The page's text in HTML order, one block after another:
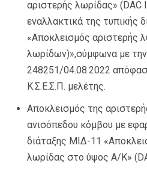
αριστερής λωρίδας»
εναλλακτικά της τυπικής
«Αποκλεισμός αριστερής
λωρίδων)»,σύμφωνα με την
248251/04.08.2022
Κ.Σ.Ε.Σ.Π. μελέτης.
Αποκλεισμός της
ανισόπεδου κόμβου με
διάταξης ΜΙΔ-11
λωρίδας στο ύψος Α/Κ»